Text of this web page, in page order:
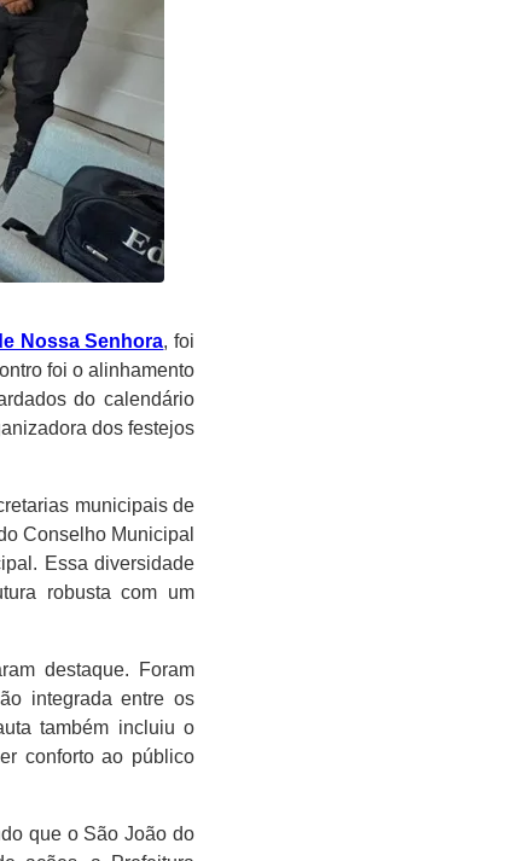
Nossa Senhora, foi
foi o alinhamento
do calendário
dos festejos
municipais de
Conselho Municipal
Essa diversidade
robusta com um
destaque. Foram
integrada entre os
também incluiu o
conforto ao público
que o São João do